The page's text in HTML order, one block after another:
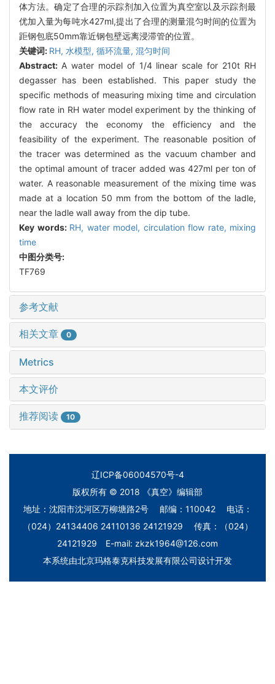
体方法。确定了合理的示踪剂加入位置为真空室以及示踪剂最
优加入量为每吨水427ml,提出了合理的测量混匀时间的位置为
距钢包底50mm靠近钢包壁远离浸滞管的位置。
关键词: RH, 水模型, 循环流量, 混匀时间
Abstract: A water model of 1/4 linear scale for 210t RH
degasser has been established. This paper study the
specific methods of measuring mixing time and circulation
flow rate in RH water model experiment by the thinking of
the accuracy the economy the efficiency and the
feasibility of the experiment. The reasonable position of
the tracer was determined as the vacuum chamber and
the optimal amount of tracer added was 427ml per ton of
water. A reasonable measurement of the mixing time was
made at a location 50 mm from the bottom of the ladle,
near the ladle wall away from the dip tube.
Key words: RH, water model, circulation flow rate, mixing
time
中图分类号:
TF769
参考文献
相关文章 0
Metrics
本文评价
推荐阅读 10
辽ICP备06004570号-4
版权所有 © 2018 《真空》编辑部
地址：沈阳市沈河区万柳塘路2号 邮编：110042 电话：
（024）24134406 24110136 24121929 传真：（024）
24121929 E-mail: zkzk1964@126.com
本系统由北京玛格泰克科技发展有限公司设计开发